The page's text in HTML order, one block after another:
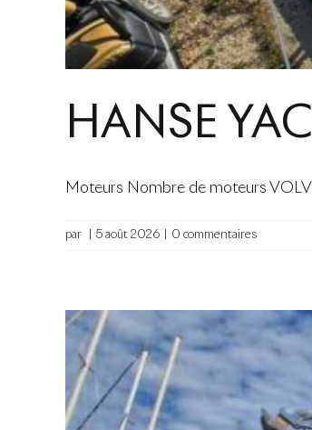
HANSE
Moteurs Nombre de moteurs
par 5 août 2026 0 commentaires